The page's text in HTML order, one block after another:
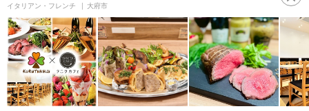
イタリアン・フレンチ 大府市